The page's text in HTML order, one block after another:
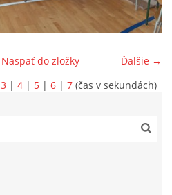
Ďalšie →
Naspäť do zložky
3 | 4 | 5 | 6 | 7 (čas v sekundách)